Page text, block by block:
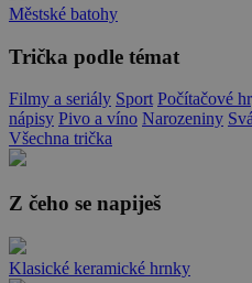
Městské batohy
Trička podle témat
Filmy a seriály Sport Počítačové
nápisy Pivo a víno Narozeniny
Všechna trička
Z čeho se napiješ
Klasické keramické hrnky